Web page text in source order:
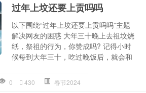
过年上坟还要上贡吗吗
以下围绕“过年上坟还要上贡吗吗”主题
解决网友的困惑 大年三十晚上去祖坟烧
纸，祭祖的行为，你赞成吗? 记得小时
候每到大年三十，吃过晚饭后，就会和
0 430 春节2024